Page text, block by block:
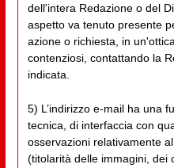
dell'intera Redazione o del
aspetto va tenuto presente
azione o richiesta, in
contenziosi, contattando la
indicata.
5) L’indirizzo e-mail ha una
tecnica, di interfaccia con
osservazioni relativamente
(titolarità delle immagini, dei